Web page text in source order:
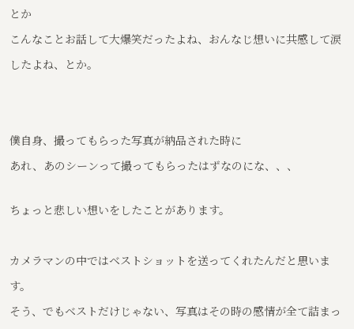
とか
こんなことお話して大爆笑だったよね、おんなじ想いに共感して涙
したよね、とか。
僕自身、撮ってもらった写真が納品された時に
あれ、あのシーンって撮ってもらったはずなのにな、、、
ちょっと悲しい想いをしたことがあります。
カメラマンの中ではベストショットを送ってくれたんだと思いま
す。
そう、でもベストだけじゃない、写真はその時の感情が全て詰まっ